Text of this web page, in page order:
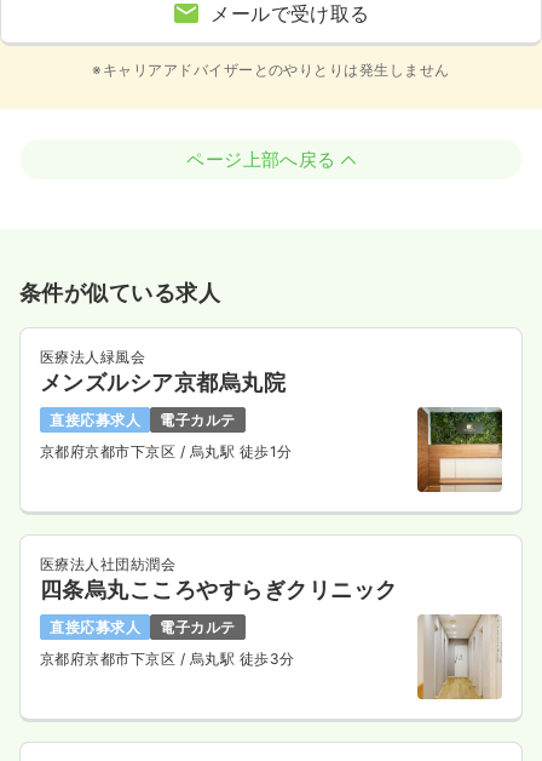
メールで受け取る
※キャリアアドバイザーとのやりとりは発生しません
ページ上部へ戻る
条件が似ている求人
医療法人緑風会
メンズルシア京都烏丸院
直接応募求人
電子カルテ
京都府京都市下京区 / 烏丸駅 徒歩1分
医療法人社団紡潤会
四条烏丸こころやすらぎクリニック
直接応募求人
電子カルテ
京都府京都市下京区 / 烏丸駅 徒歩3分